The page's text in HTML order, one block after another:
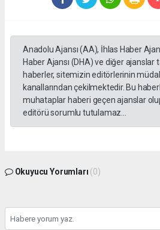
Anadolu Ajansı (AA), İhlas Haber
Haber Ajansı (DHA) ve diğer
haberler, sitemizin editörlerinin
kanallarından çekilmektedir. Bu
muhataplar haberi geçen ajanslar
editörü sorumlu tutulamaz...
Okuyucu Yorumları (0)